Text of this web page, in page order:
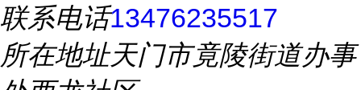
联系电话13476235517
所在地址天门市竟陵街道办事